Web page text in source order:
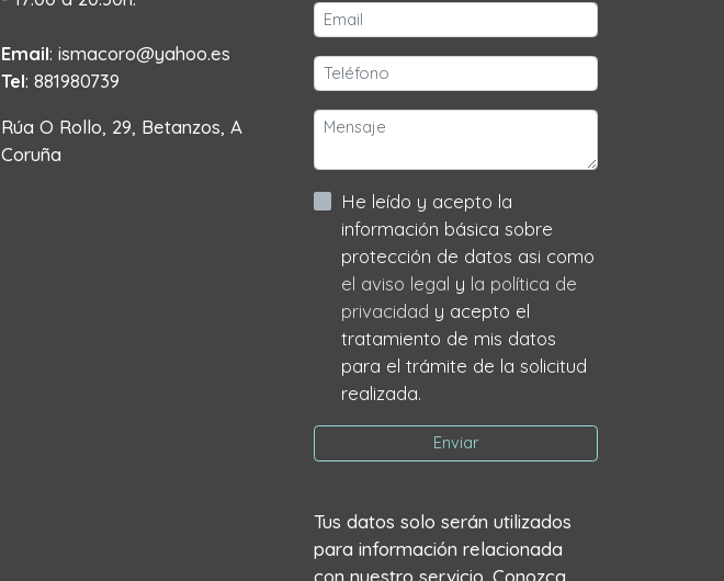
Email: ismacoro@yahoo.es
Tel: 881980739
Rúa O Rollo, 29, Betanzos, A
Coruña
He leído y acepto la
información básica sobre
protección de datos asi como
el aviso legal y la política de
privacidad y acepto el
tratamiento de mis datos
para el trámite de la solicitud
realizada.
Enviar
Tus datos solo serán utilizados
para información relacionada
con nuestro servicio. Conozca